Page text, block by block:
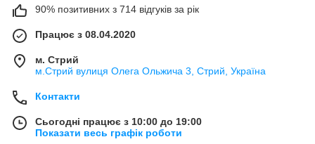
90% позитивних з 714 відгуків за рік
Працює з 08.04.2020
м. Стрий
м.Стрий вулиця Олега Ольжича 3, Стрий, Україна
Контакти
Сьогодні працює з 10:00 до 19:00
Показати весь графік роботи